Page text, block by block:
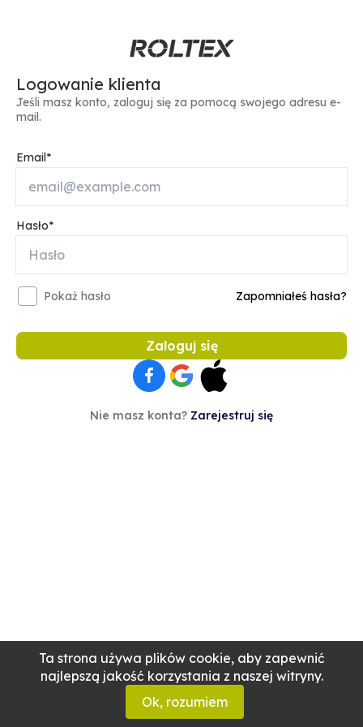
Ta strona używa plików cookie, aby zapewnić
najlepszą jakość korzystania z naszej witryny.
Ok, rozumiem
Logowanie klienta
Jeśli masz konto, zaloguj się za pomocą swojego adresu e-
mail.
Email
Hasło
Pokaż hasło Zapomniałeś hasła?
Zaloguj się
Nie masz konta? Zarejestruj się